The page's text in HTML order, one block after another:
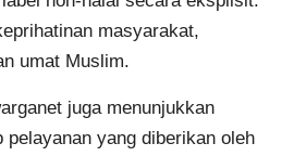
masyarakat,
umat Muslim.
juga menunjukkan
pelayanan yang diberikan oleh